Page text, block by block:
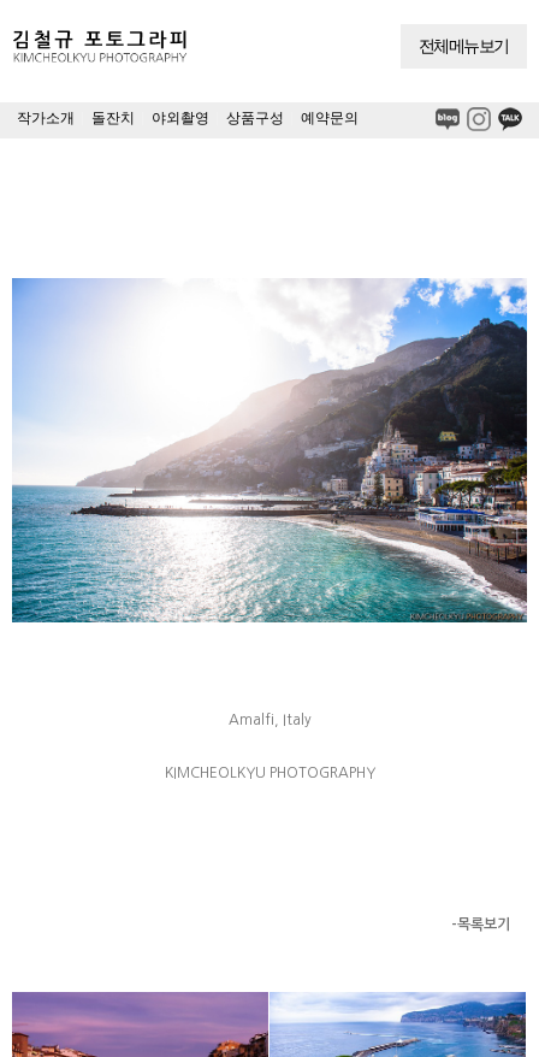
전체메뉴보기
작가소개 돌잔치 야외촬영 상품구성 예약문의
Amalfi, Italy
KIMCHEOLKYU PHOTOGRAPHY
-목록보기